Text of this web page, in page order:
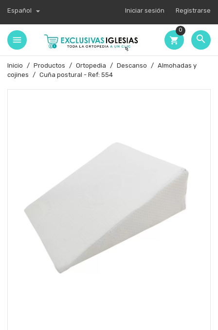
Español  Iniciar sesión Registrarse

shopping_cart
0
Inicio Productos Ortopedia Descanso
Almohadas y
cojines
Cuña postural - Ref: 554